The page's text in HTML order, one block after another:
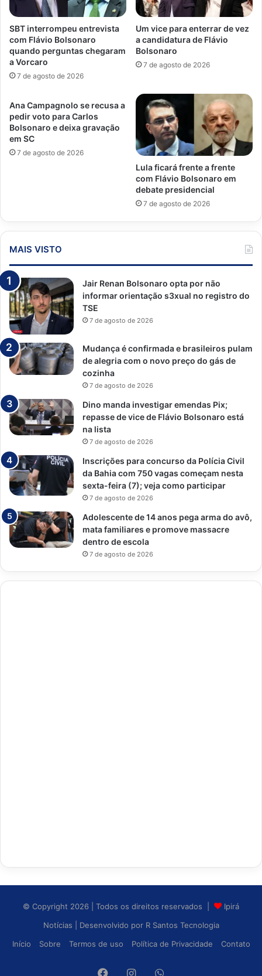
SBT interrompeu entrevista
com Flávio Bolsonaro
quando perguntas chegaram
a Vorcaro
7 de agosto de 2026
Um vice para enterrar de vez
a candidatura de Flávio
Bolsonaro
7 de agosto de 2026
Ana Campagnolo se recusa a
pedir voto para Carlos
Bolsonaro e deixa gravação
em SC
7 de agosto de 2026
Lula ficará frente a frente
com Flávio Bolsonaro em
debate presidencial
7 de agosto de 2026
MAIS VISTO
Jair Renan Bolsonaro opta por não
informar orientação s3xual no registro do
TSE
7 de agosto de 2026
Mudança é confirmada e brasileiros pulam
de alegria com o novo preço do gás de
cozinha
7 de agosto de 2026
Dino manda investigar emendas Pix;
repasse de vice de Flávio Bolsonaro está
na lista
7 de agosto de 2026
Inscrições para concurso da Polícia Civil
da Bahia com 750 vagas começam nesta
sexta-feira (7); veja como participar
7 de agosto de 2026
Adolescente de 14 anos pega arma do avô,
mata familiares e promove massacre
dentro de escola
7 de agosto de 2026
© Copyright 2026 | Todos os direitos reservados |
Ipirá
Notícias
| Desenvolvido por R Santos Tecnologia
Início
Sobre Termos de uso Política de Privacidade Contato
FacebookInstagramWhatsApp